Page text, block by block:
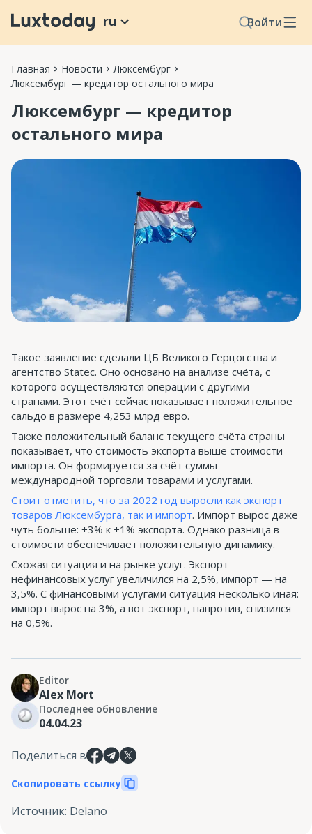
Войти
ru
Главная Новости
Люксембург
Люксембург — кредитор остального мира
Люксембург — кредитор
остального мира
Такое заявление сделали ЦБ Великого Герцогства и
агентство Statec. Оно основано на анализе счёта, с
которого осуществляются операции с другими
странами. Этот счёт сейчас показывает положительное
сальдо в размере 4,253 млрд евро.
Также положительный баланс текущего счёта страны
показывает, что стоимость экспорта выше стоимости
импорта. Он формируется за счёт суммы
международной торговли товарами и услугами.
Стоит отметить, что за 2022 год выросли как экспорт
товаров Люксембурга, так и импорт. Импорт вырос даже
чуть больше: +3% к +1% экспорта. Однако разница в
стоимости обеспечивает положительную динамику.
Схожая ситуация и на рынке услуг. Экспорт
нефинансовых услуг увеличился на 2,5%, импорт — на
3,5%. С финансовыми услугами ситуация несколько иная:
импорт вырос на 3%, а вот экспорт, напротив, снизился
на 0,5%.
Editor
Alex Mort
Последнее обновление
04.04.23
Поделиться в
Скопировать ссылку
Источник: Delano